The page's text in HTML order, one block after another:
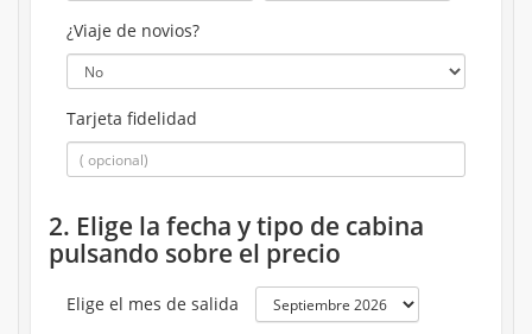
¿Viaje de novios?
Tarjeta fidelidad
2. Elige la fecha y tipo de cabina
pulsando sobre el precio
Elige el mes de salida